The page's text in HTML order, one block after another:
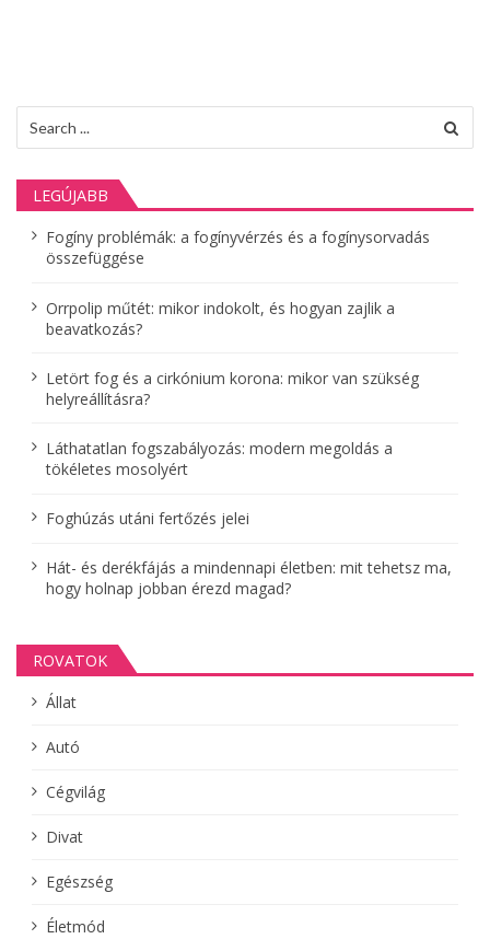
n
a
v
i
á
c
ó
for:
LEGÚJABB
Fogíny problémák: a fogínyvérzés és a fogínysorvadás
összefüggése
Orrpolip műtét: mikor indokolt, és hogyan zajlik a
beavatkozás?
Letört fog és a cirkónium korona: mikor van szükség
helyreállításra?
Láthatatlan fogszabályozás: modern megoldás a
tökéletes mosolyért
Foghúzás utáni fertőzés jelei
Hát- és derékfájás a mindennapi életben: mit tehetsz ma,
hogy holnap jobban érezd magad?
ROVATOK
Állat
Autó
Cégvilág
Divat
Egészség
Életmód